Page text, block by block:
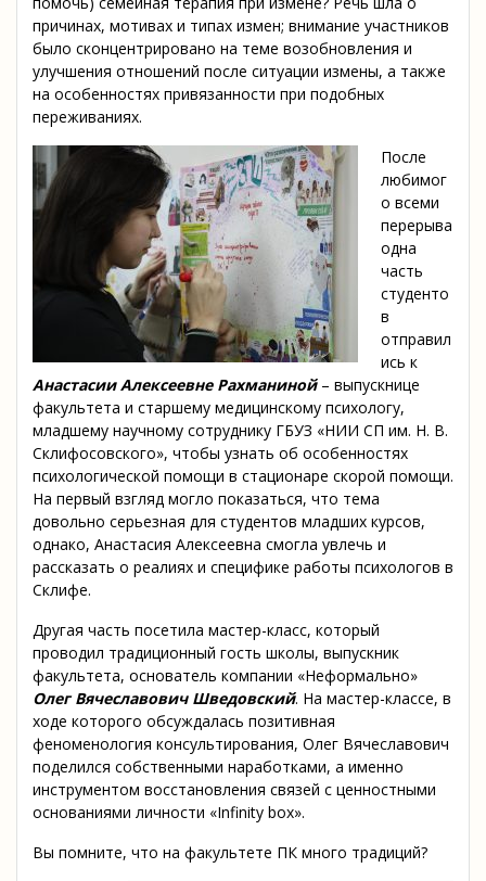
причинах, мотивах и типах измен; внимание участников
было сконцентрировано на теме возобновления и
улучшения отношений после ситуации измены, а также
на особенностях привязанности при подобных
переживаниях.
После
любимог
о всеми
перерыва
одна
часть
студенто
в
отправил
ись к
Анастасии Алексеевне Рахманиной– выпускнице
факультета и старшему медицинскому психологу,
младшему научному сотруднику ГБУЗ «НИИ СП им. Н. В.
Склифосовского», чтобы узнать об особенностях
психологической помощи в стационаре скорой помощи.
На первый взгляд могло показаться, что тема
довольно серьезная для студентов младших курсов,
однако, Анастасия Алексеевна смогла увлечь и
рассказать о реалиях и специфике работы психологов в
Склифе.
Другая часть посетила мастер-класс, который
проводил традиционный гость школы, выпускник
факультета, основатель компании «Неформально»
Олег Вячеславович Шведовский. На мастер-классе, в
ходе которого обсуждалась позитивная
феноменология консультирования, Олег Вячеславович
поделился собственными наработками, а именно
инструментом восстановления связей с ценностными
основаниями личности «Infinity box».
Вы помните, что на факультете ПК много традиций?